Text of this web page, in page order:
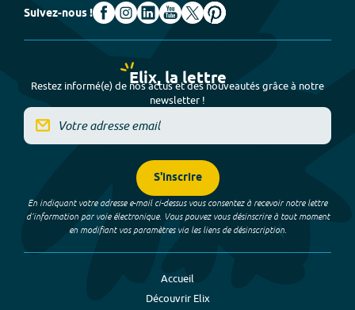
Suivez-nous !
Elix, la lettre
Restez informé(e) de nos actus et des nouveautés grâce à notre
newsletter !
S'inscrire
En indiquant votre adresse e-mail ci-dessus vous consentez à recevoir notre lettre
d’information par voie électronique. Vous pouvez vous désinscrire à tout moment
en modifiant vos paramètres via les liens de désinscription.
Accueil
Découvrir Elix